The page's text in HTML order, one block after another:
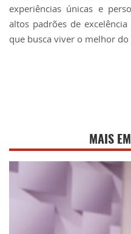
experiências únicas e
altos padrões de
que busca viver o melhor do
MAIS